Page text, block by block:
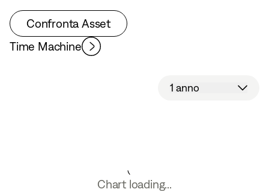
Confronta Asset
Time Machine
1 anno
Chart loading...